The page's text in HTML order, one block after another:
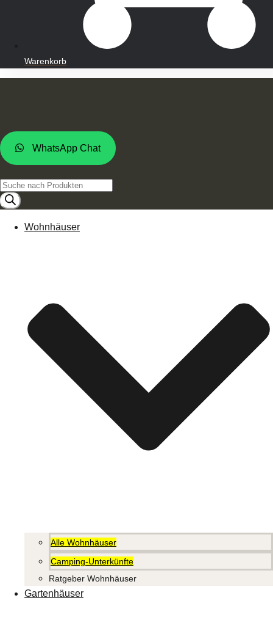
Warenkorb
WhatsApp Chat
Products
search
Wohnhäuser
Alle Wohnhäuser
Camping-Unterkünfte
Ratgeber Wohnhäuser
Gartenhäuser